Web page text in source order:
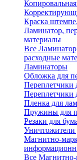
Краска
Ламинатор,
материалы
Все
расходные
Ламинаторы
Обложка для
Пленка для
Пружины для
Резаки для
Уничтожители
Магнитно-
Все Магнитно-